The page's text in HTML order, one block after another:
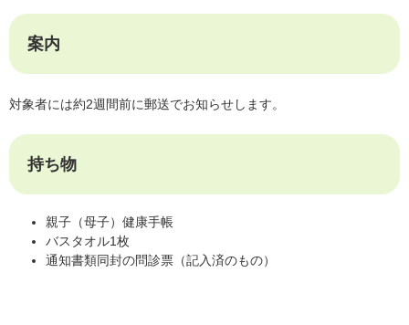
案内
対象者には約2週間前に郵送でお知らせします。
持ち物
親子（母子）健康手帳
バスタオル1枚
通知書類同封の問診票（記入済のもの）